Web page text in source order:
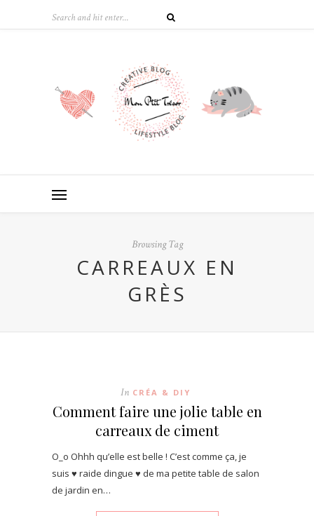
Browsing Tag
CARREAUX EN
GRÈS
In CRÉA & DIY
Comment faire une jolie table en
carreaux de ciment
O_o Ohhh qu’elle est belle ! C’est comme ça, je
suis ♥ raide dingue ♥ de ma petite table de salon
de jardin en…